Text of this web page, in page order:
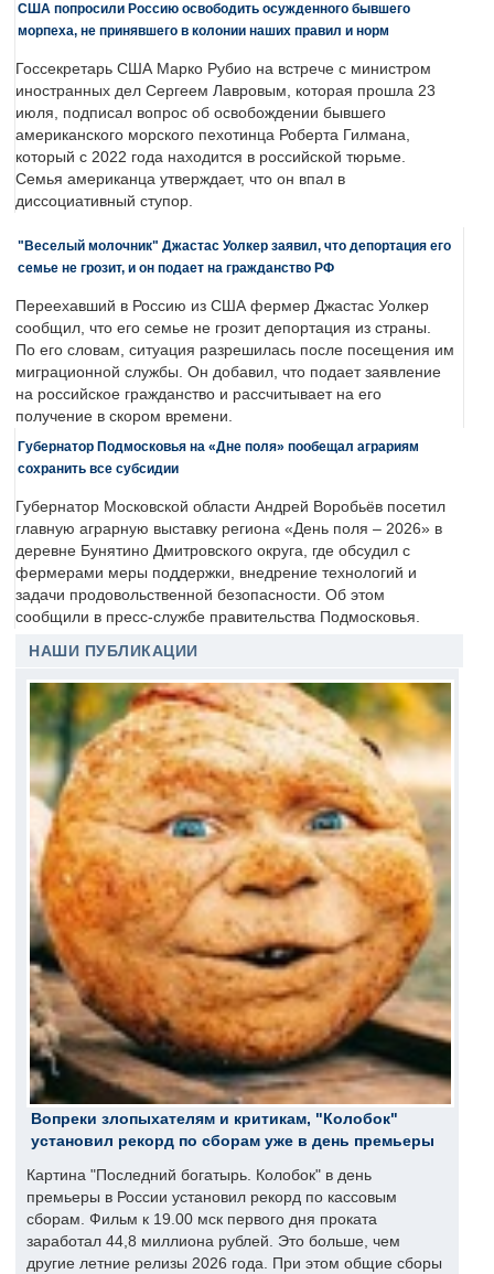
США попросили Россию освободить осужденного бывшего
морпеха, не принявшего в колонии наших правил и норм
Госсекретарь США Марко Рубио на встрече с министром
иностранных дел Сергеем Лавровым, которая прошла 23
июля, подписал вопрос об освобождении бывшего
американского морского пехотинца Роберта Гилмана,
который с 2022 года находится в российской тюрьме.
Семья американца утверждает, что он впал в
диссоциативный ступор.
"Веселый молочник" Джастас Уолкер заявил, что депортация его
семье не грозит, и он подает на гражданство РФ
Переехавший в Россию из США фермер Джастас Уолкер
сообщил, что его семье не грозит депортация из страны.
По его словам, ситуация разрешилась после посещения им
миграционной службы. Он добавил, что подает заявление
на российское гражданство и рассчитывает на его
получение в скором времени.
Губернатор Подмосковья на «Дне поля» пообещал аграриям
сохранить все субсидии
Губернатор Московской области Андрей Воробьёв посетил
главную аграрную выставку региона «День поля – 2026» в
деревне Бунятино Дмитровского округа, где обсудил с
фермерами меры поддержки, внедрение технологий и
задачи продовольственной безопасности. Об этом
сообщили в пресс-службе правительства Подмосковья.
НАШИ ПУБЛИКАЦИИ
Вопреки злопыхателям и критикам, "Колобок"
установил рекорд по сборам уже в день премьеры
Картина "Последний богатырь. Колобок" в день
премьеры в России установил рекорд по кассовым
сборам. Фильм к 19.00 мск первого дня проката
заработал 44,8 миллиона рублей. Это больше, чем
другие летние релизы 2026 года. При этом общие сборы